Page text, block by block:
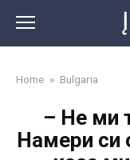
content
Home » Bulgaria
– Не ми
Намери си